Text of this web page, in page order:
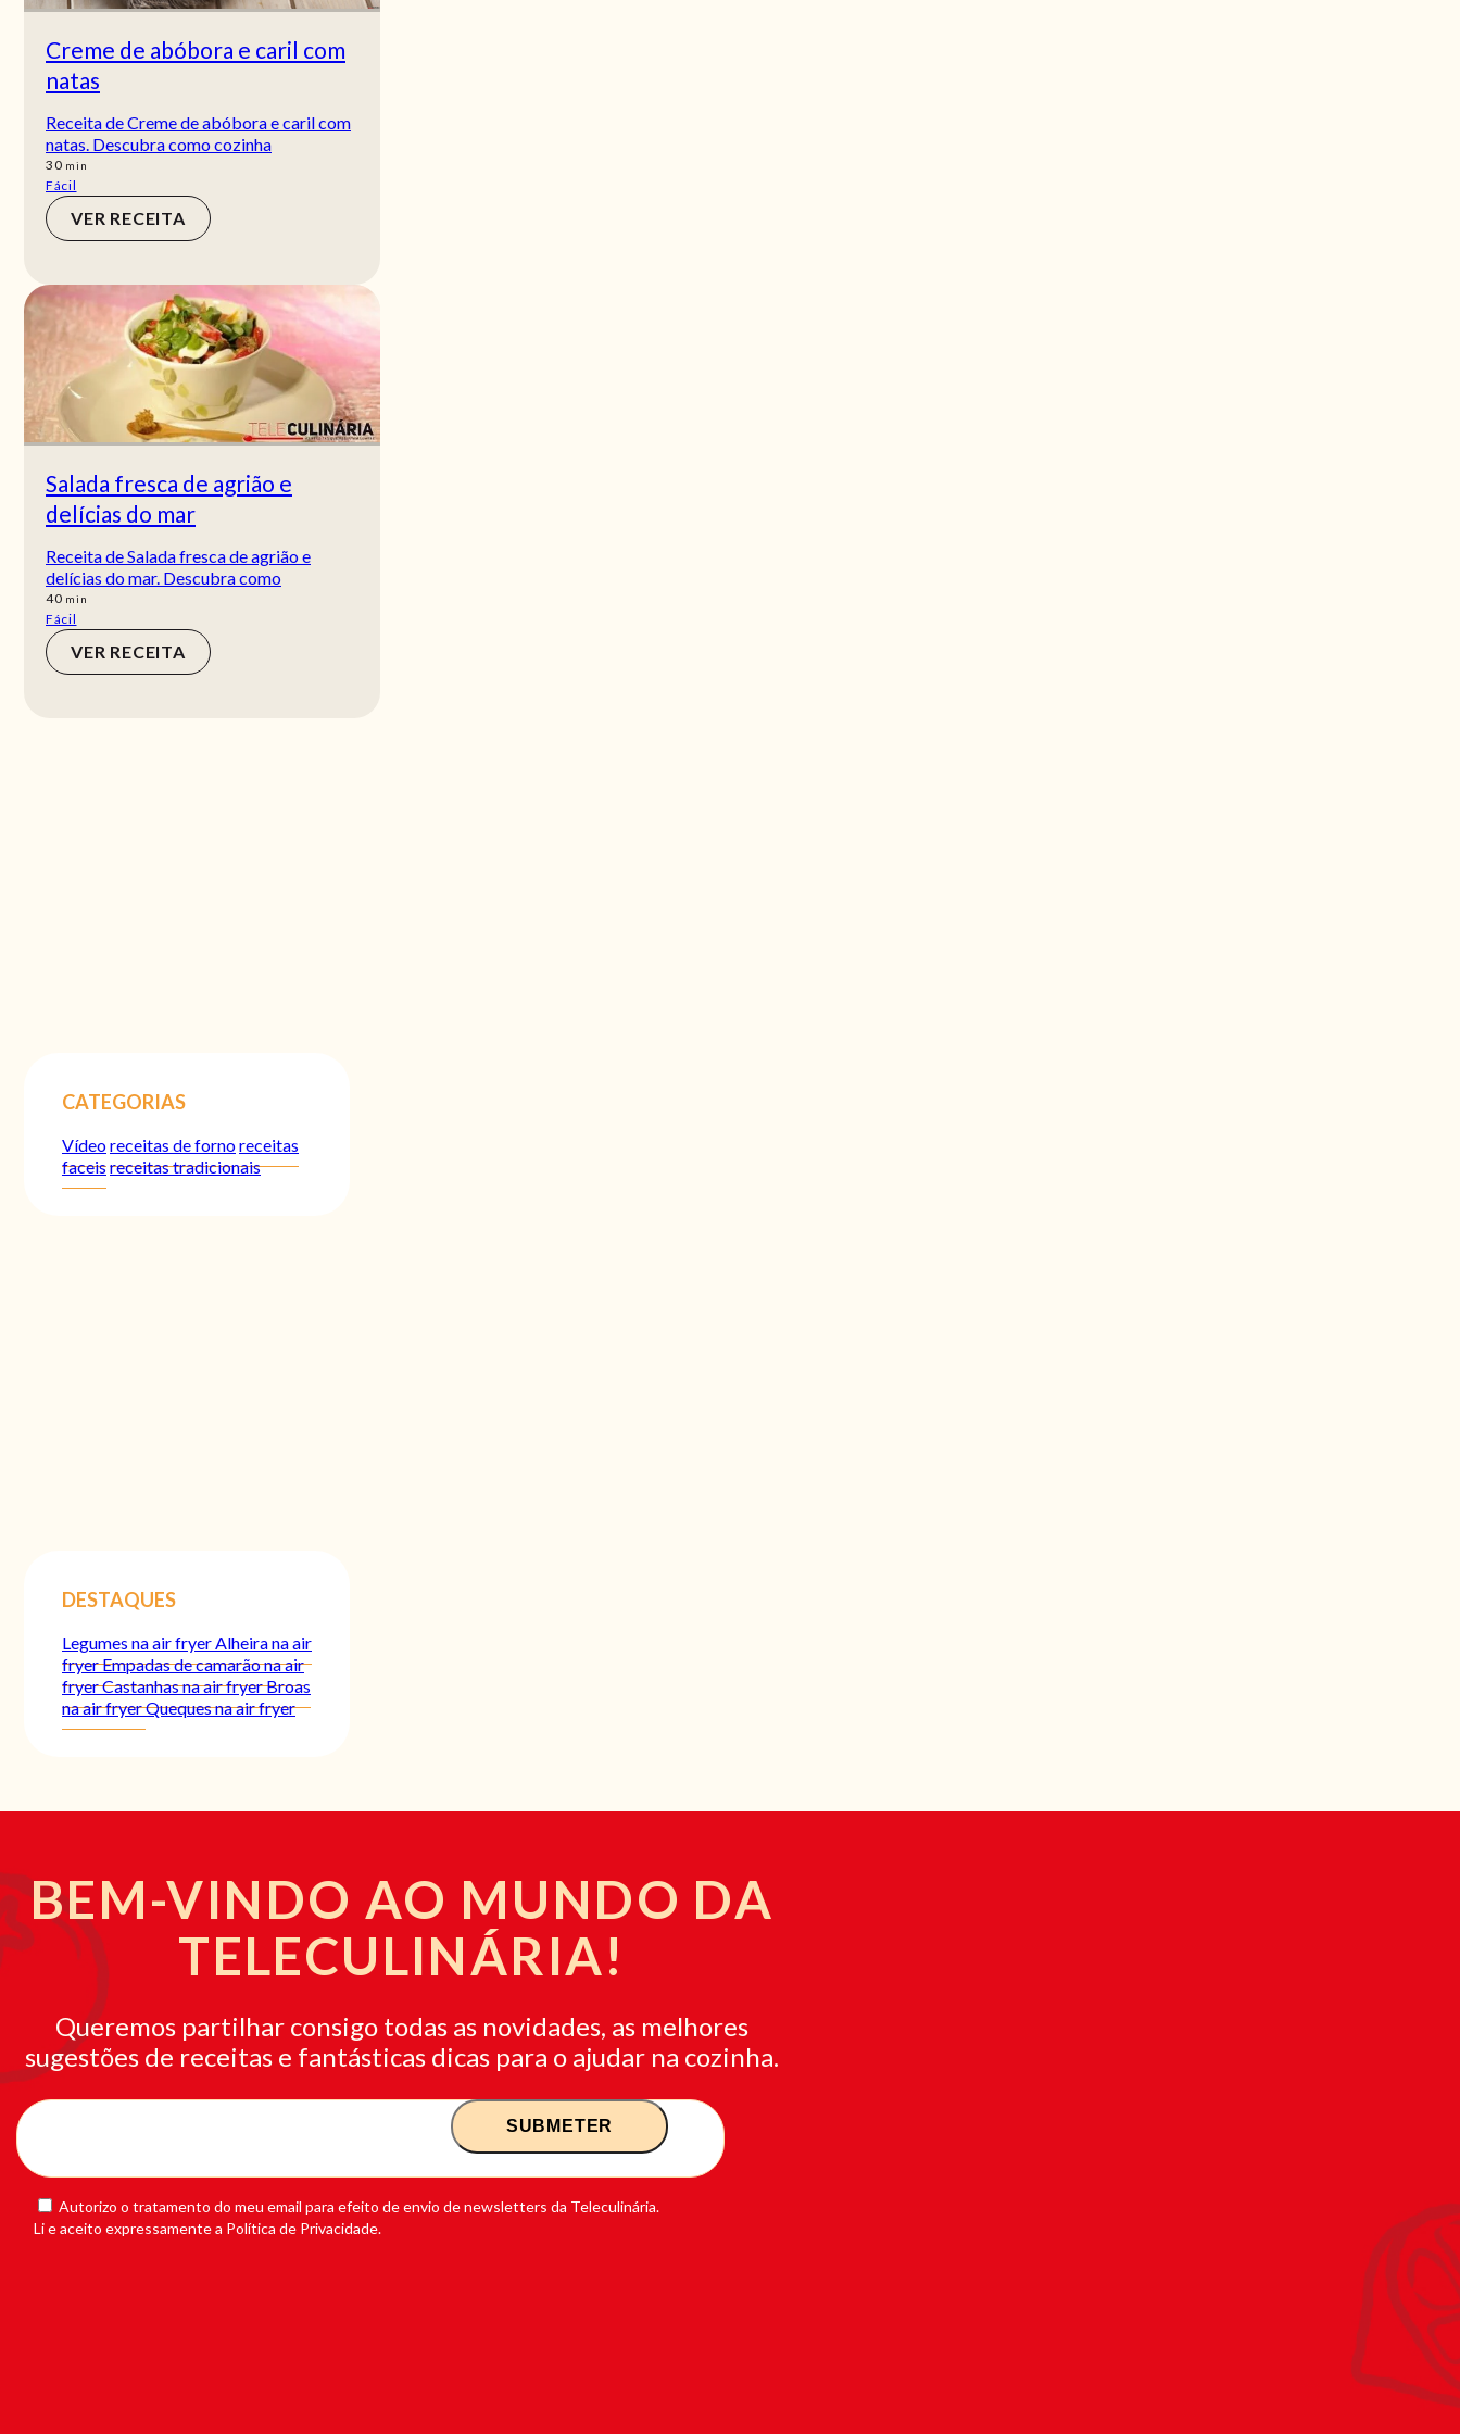
Creme de abóbora e caril com
natas
Receita de Creme de abóbora e caril com
natas. Descubra como cozinha
30min
min
Fácil
VER RECEITA
Salada fresca de agrião e
delícias do mar
Receita de Salada fresca de agrião e
delícias do mar. Descubra como
40min
min
Fácil
VER RECEITA
CATEGORIAS
Vídeoreceitas de fornoreceitas
faceisreceitas tradicionais
DESTAQUES
Legumes na air fryer Alheira na air
fryerEmpadas de camarão na air
fryerCastanhas na air fryerBroas
na air fryerQueques na air fryer
BEM-VINDO AO MUNDO DA
TELECULINÁRIA!
Queremos partilhar consigo todas as novidades, as melhores
sugestões de receitas e fantásticas dicas para o ajudar na cozinha.
Autorizo o tratamento do meu email para efeito de envio de newsletters da Teleculinária.
Li e aceito expressamente a Política de Privacidade.